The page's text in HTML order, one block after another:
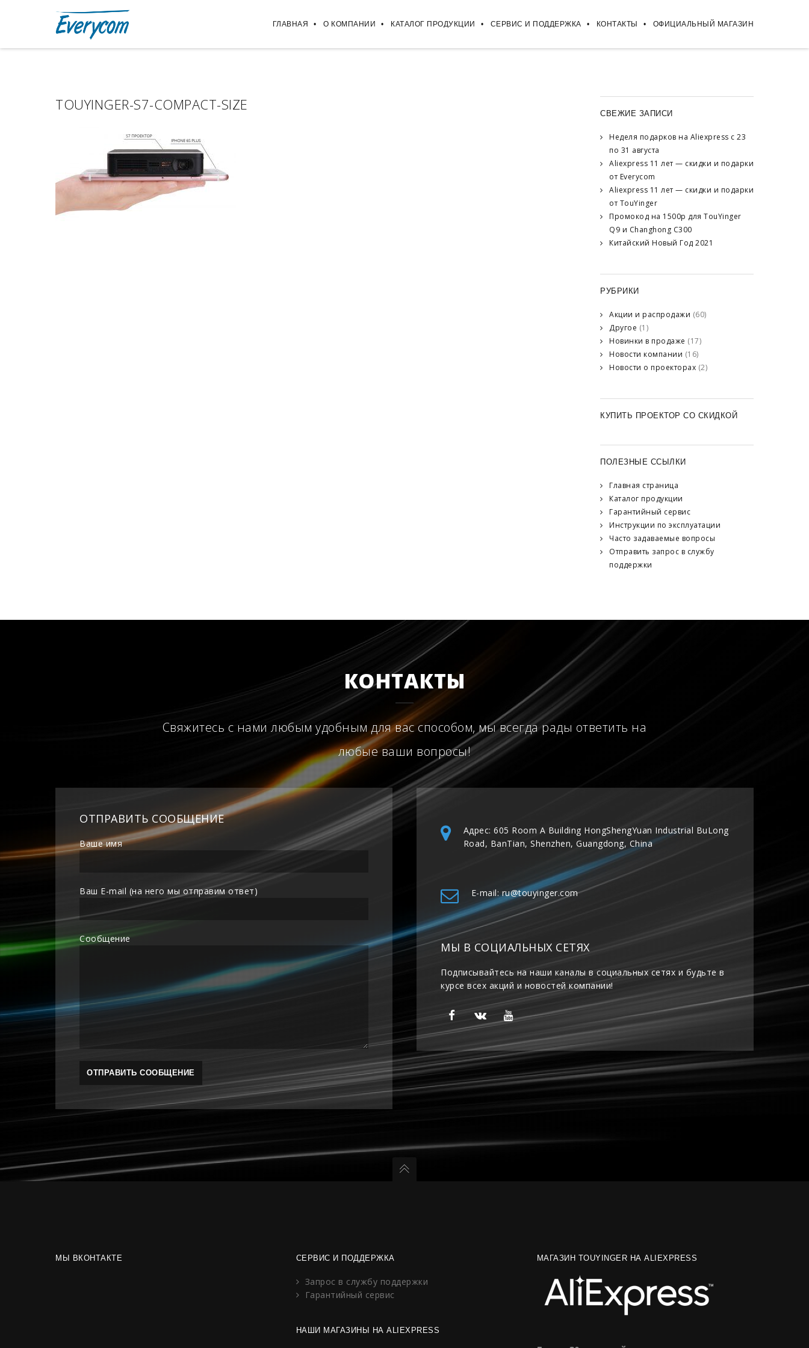
ГЛАВНАЯ О КОМПАНИИ КАТАЛОГ ПРОДУКЦИИ СЕРВИС И ПОДДЕРЖКА КОНТАКТЫ ОФИЦИАЛЬНЫЙ МАГАЗИН
TOUYINGER-S7-COMPACT-SIZE
СВЕЖИЕ ЗАПИСИ
Неделя подарков на Aliexpress с 23
по 31 августа
Aliexpress 11 лет — скидки и подарки
от Everycom
Aliexpress 11 лет — скидки и подарки
от TouYinger
Промокод на 1500р для TouYinger
Q9 и Changhong C300
Китайский Новый Год 2021
РУБРИКИ
Акции и распродажи (60)
Другое (1)
Новинки в продаже (17)
Новости компании (16)
Новости о проекторах (2)
КУПИТЬ ПРОЕКТОР СО СКИДКОЙ
ПОЛЕЗНЫЕ ССЫЛКИ
Главная страница
Каталог продукции
Гарантийный сервис
Инструкции по эксплуатации
Часто задаваемые вопросы
Отправить запрос в службу
поддержки
КОНТАКТЫ
Свяжитесь с нами любым удобным для вас способом, мы всегда рады ответить на
любые ваши вопросы!
ОТПРАВИТЬ СООБЩЕНИЕ
Ваше имя
Ваш E-mail (на него мы отправим ответ)
Сообщение
Адрес: 605 Room A Building HongShengYuan Industrial BuLong
Road, BanTian, Shenzhen, Guangdong, China
E-mail: ru@touyinger.com
МЫ В СОЦИАЛЬНЫХ СЕТЯХ
Подписывайтесь на наши каналы в социальных сетях и будьте в
курсе всех акций и новостей компании!
МЫ ВКОНТАКТЕ СЕРВИС И ПОДДЕРЖКА
Запрос в службу поддержки
Гарантийный сервис
НАШИ МАГАЗИНЫ НА ALIEXPRESS
МАГАЗИН TOUYINGER НА ALIEXPRESS